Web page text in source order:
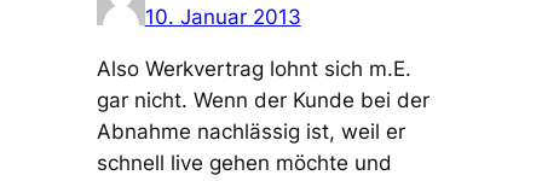
10. Januar 2013
Also Werkvertrag lohnt sich m.E.
gar nicht. Wenn der Kunde bei der
Abnahme nachlässig ist, weil er
schnell live gehen möchte und